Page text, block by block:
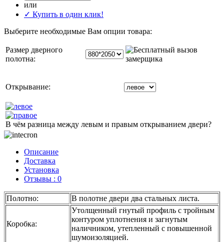
или
✓ Купить в один клик!
Выберите необходимые Вам опции товара:
Размер дверного
полотна:
Открывание:
В чём разница между левым и правым открыванием двери?
Описание
Доставка
Установка
Отзывы : 0
Полотно: В полотне двери два стальных листа.
Коробка:
Утолщенный гнутый профиль с тройным
контуром уплотнения и загнутым
наличником, утепленный с повышенной
шумоизоляцией.